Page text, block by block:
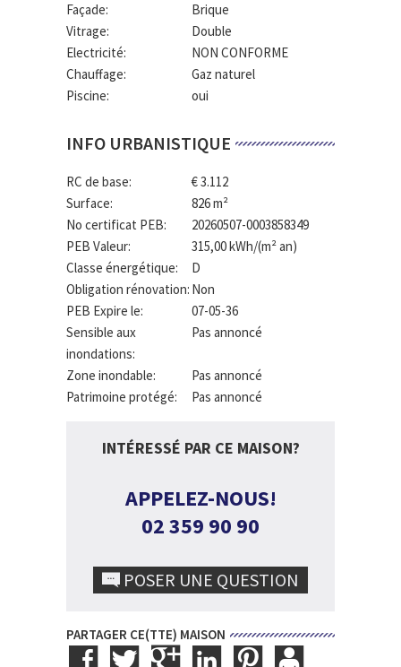
Façade:
Brique
Vitrage:
Double
Electricité:
NON CONFORME
Chauffage:
Gaz naturel
Piscine:
oui
INFO URBANISTIQUE
RC de base:
€ 3.112
Surface:
826 m²
No certificat PEB:
20260507-0003858349
PEB Valeur:
315,00 kWh/(m² an)
Classe énergétique:
D
Obligation rénovation: Non
PEB Expire le:
07-05-36
Sensible aux
inondations:
Pas annoncé
Zone inondable:
Pas annoncé
Patrimoine protégé:
Pas annoncé
INTÉRESSÉ PAR CE MAISON?
APPELEZ-NOUS!
02 359 90 90
POSER UNE QUESTION
PARTAGER CE(TTE) MAISON